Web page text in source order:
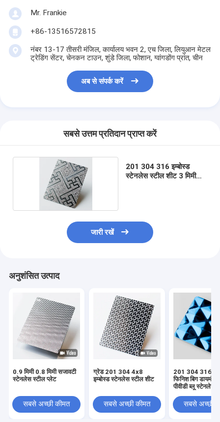
Mr. Frankie
+86-13516572815
नंबर 13-17 तीसरी मंजिल, कार्यालय भवन 2, एच जिला, लियुआन मेटल
ट्रेडिंग सेंटर, चेनकन टाउन, शुंडे जिला, फोशान, ग्वांगडोंग प्रांत, चीन
अब से संपर्क करें
सबसे उत्तम प्रतिदान प्राप्त करें
201 304 316 इम्बोस्ड
स्टेनलेस स्टील शीट 3 मिमी
जारी रखें
अनुशंसित उत्पाद
0.9 मिमी 0.8 मिमी सजावटी
स्टेनलेस स्टील प्लेट
सबसे अच्छी कीमत
ग्रेड 201 304 4x8
इम्बोस्ड स्टेनलेस स्टील शीट
सबसे अच्छी कीमत
201 304 316
फिनिश बिग डायमंड
पीवीडी ब्लू स्टेनलेस
सबसे अच्छी